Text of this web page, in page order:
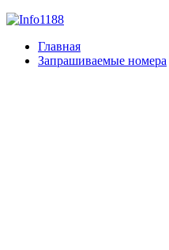
Главная
Запрашиваемые номера